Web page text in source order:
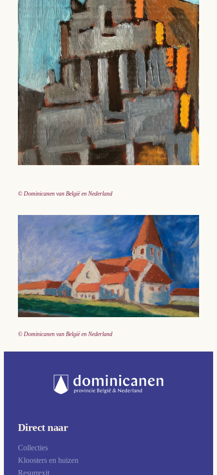
© Dominicanen van België en Nederland
© Dominicanen van België en Nederland
Direct naar
Collecties
Kloosters en huizen
Resurrexit